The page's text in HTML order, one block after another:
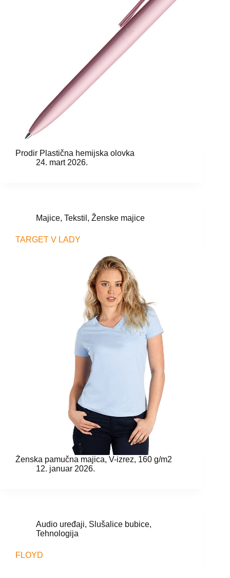
Prodir Plastična hemijska olovka
24. mart 2026.
Majice, Tekstil , Ženske majice
TARGET V LADY
Ženska pamučna majica, V-izrez, 160 g/m2
12. januar 2026.
Audio uređaji, Slušalice bubice,
Tehnologija
FLOYD